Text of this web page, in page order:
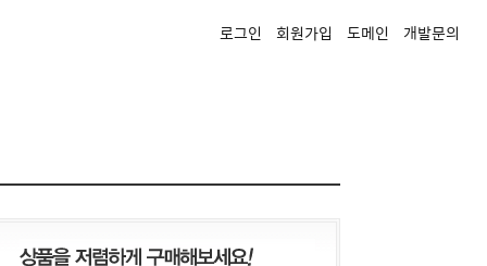
로그인 회원가입 도메인 개발문의